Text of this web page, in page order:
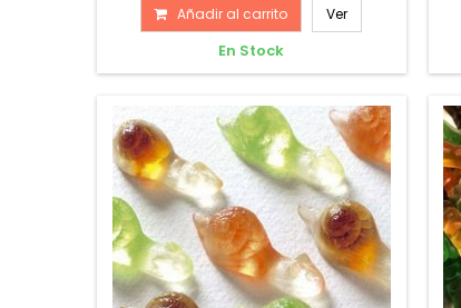
Añadir al carrito Ver
En Stock